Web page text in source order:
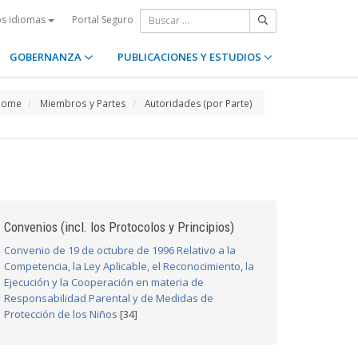
idiomas Portal Seguro
GOBERNANZA PUBLICACIONES Y ESTUDIOS
Miembros y Partes Autoridades (por Parte)
Convenios (incl. los Protocolos y Principios)
Convenio de 19 de octubre de 1996 Relativo a la
Competencia, la Ley Aplicable, el Reconocimiento, la
Ejecución y la Cooperación en materia de
Responsabilidad Parental y de Medidas de
Protección de los Niños [34]